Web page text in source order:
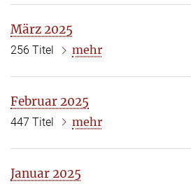
März 2025
256 Titel mehr
Februar 2025
447 Titel mehr
Januar 2025